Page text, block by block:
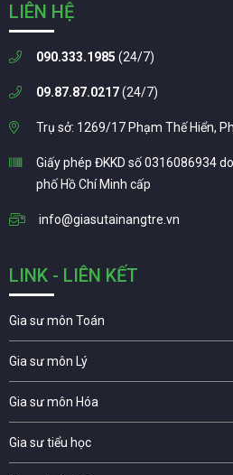
LIÊN HỆ
090.333.1985 (24/7)
09.87.87.0217(24/7)
Trụ sở: 1269/17 Phạm Thế Hiển,
Giấy phép ĐKKD số 0316086934
phố Hồ Chí Minh cấp
info@giasutainangtre.vn
LINK - LIÊN KẾT
Gia sư môn Toán
Gia sư môn Lý
Gia sư môn Hóa
Gia sư tiểu học